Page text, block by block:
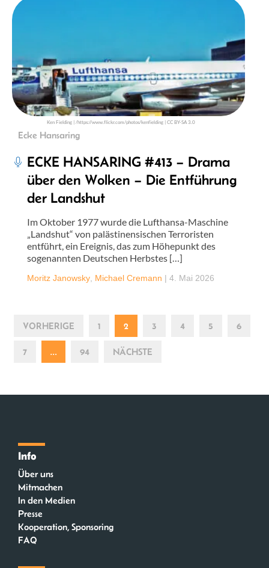
Ken Fielding | /https://www.flickr.com/photos/kenfielding | CC BY-SA 3.0
Ecke Hansaring
ECKE HANSARING #413 – Drama
über den Wolken – Die Entführung
der Landshut
Im Oktober 1977 wurde die Lufthansa-Maschine
„Landshut“ von palästinensischen Terroristen
entführt, ein Ereignis, das zum Höhepunkt des
sogenannten Deutschen Herbstes […]
Moritz Janowsky Michael Cremann | 4. Mai 2026
VORHERIGE 1 2 3 4 5 6
7 … 94 NÄCHSTE
Info
Über uns
Mitmachen
In den Medien
Presse
Kooperation, Sponsoring
FAQ